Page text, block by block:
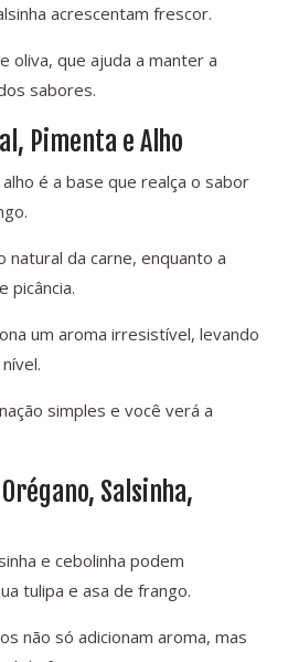
acrescentam frescor.
oliva, que ajuda a manter a
sabores.
Pimenta e Alho
é a base que realça o sabor
natural da carne, enquanto a
picância.
um aroma irresistível, levando
simples e você verá a
Salsinha,
e cebolinha podem
tulipa e asa de frango.
não só adicionam aroma, mas